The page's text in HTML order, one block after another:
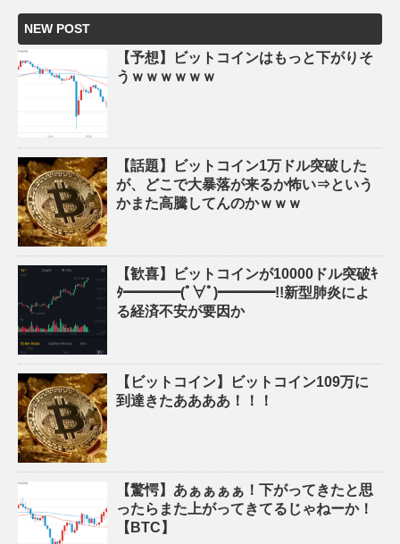
NEW POST
【予想】ビットコインはもっと下がりそ
うｗｗｗｗｗｗ
【話題】ビットコイン1万ドル突破した
が、どこで大暴落が来るか怖い⇒という
かまた高騰してんのかｗｗｗ
【歓喜】ビットコインが10000ドル突破ｷ
ﾀ━━━━(ﾟ∀ﾟ)━━━━!!新型肺炎によ
る経済不安が要因か
【ビットコイン】ビットコイン109万に
到達きたああああ！！！
【驚愕】あぁぁぁぁ！下がってきたと思
ったらまた上がってきてるじゃねーか！
【BTC】